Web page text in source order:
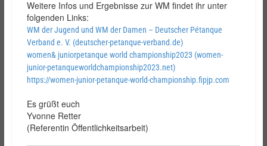
Weitere Infos und Ergebnisse zur WM findet ihr unter
folgenden Links:
WM der Jugend und WM der Damen – Deutscher Pétanque
Verband e. V. (deutscher-petanque-verband.de)
women& juniorpetanque world championship2023 (women-
junior-petanqueworldchampionship2023.net)
https://women-junior-petanque-world-championship.fipjp.com
Es grüßt euch
Yvonne Retter
(Referentin Öffentlichkeitsarbeit)